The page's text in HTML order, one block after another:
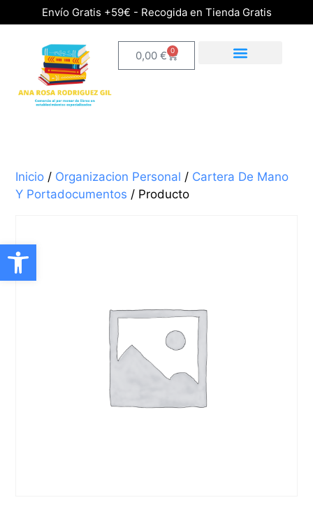
Abrir barra de herramientas
Envío Gratis +59€ - Recogida en Tienda Gratis
0,00 € 0
Inicio / Organizacion Personal / Cartera De Mano
Y Portadocumentos / Producto